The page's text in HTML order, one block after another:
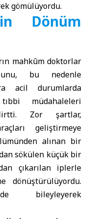
gömülüyordu.
Dönüm
mahkûm doktorlar
bu nedenle
acil durumlarda
müdahaleleri
Zor şartlar,
geliştirmeye
alınan bir
sökülen küçük bir
çıkarılan iplerle
dönüştürülüyordu.
bileyleyerek